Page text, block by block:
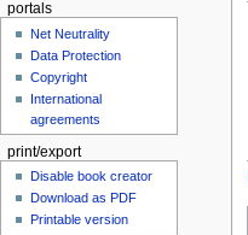
portals
Net Neutrality
Data Protection
Copyright
International
agreements
print/export
Disable book creator
Download as PDF
Printable version